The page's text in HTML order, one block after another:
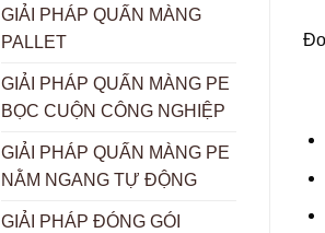
GIẢI PHÁP QUẤN MÀNG
PALLET
GIẢI PHÁP QUẤN MÀNG PE
BỌC CUỘN CÔNG NGHIỆP
GIẢI PHÁP QUẤN MÀNG PE
NẰM NGANG TỰ ĐỘNG
GIẢI PHÁP ĐÓNG GÓI